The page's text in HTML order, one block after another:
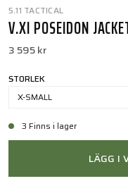
5.11 TACTICAL
V.XI POSEIDON
3 595 kr
STORLEK
X-SMALL
3 Finns i lager
LÄGG I